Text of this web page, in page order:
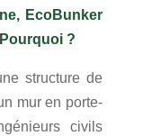
EcoBunker
?
structure de
mur en porte-
civils